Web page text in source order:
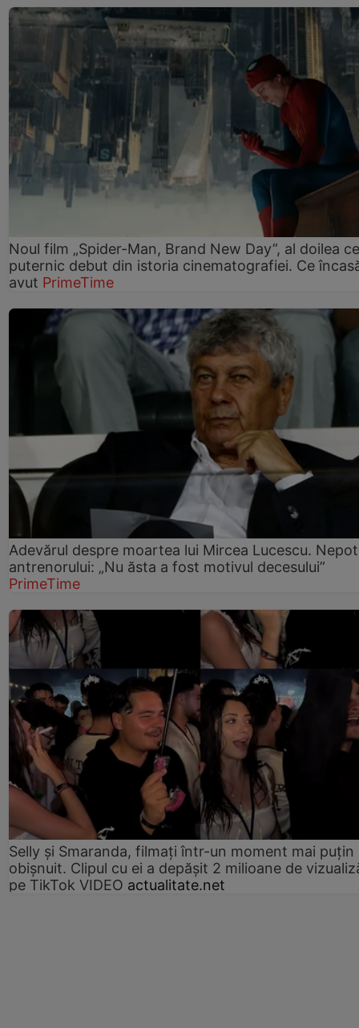
Noul film „Spider-Man, Brand New Day”, al doilea
puternic debut din istoria cinematografiei. Ce
avut PrimeTime
Adevărul despre moartea lui Mircea Lucescu.
antrenorului: „Nu ăsta a fost motivul decesului”
PrimeTime
Selly și Smaranda, filmați într-un moment mai puțin
obișnuit. Clipul cu ei a depășit 2 milioane de
pe TikTok VIDEO actualitate.net